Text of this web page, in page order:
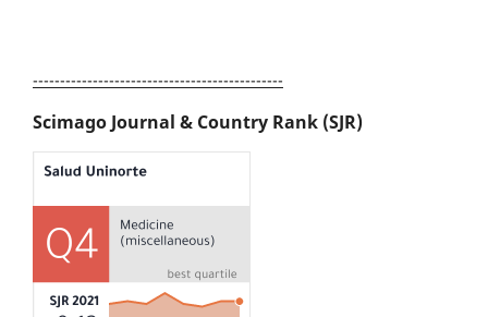
----------------------------------------------
Scimago Journal & Country Rank (SJR)